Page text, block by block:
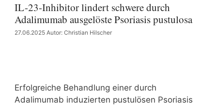
IL-23-Inhibitor lindert schwere durch
Adalimumab ausgelöste Psoriasis pustulosa
27.06.2025 Autor: Christian Hilscher
Erfolgreiche Behandlung einer durch
Adalimumab induzierten pustulösen Psoriasis